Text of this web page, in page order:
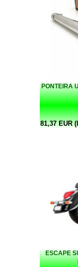
PONTEIRA
81,37 EUR
ESCAPE